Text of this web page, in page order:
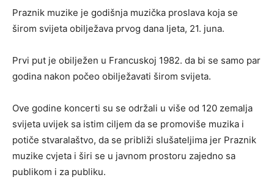
Praznik muzike je godišnja muzička proslava koja se
širom svijeta obilježava prvog dana ljeta, 21. juna.
Prvi put je obilježen u Francuskoj 1982. da bi se samo par
godina nakon počeo obilježavati širom svijeta.
Ove godine koncerti su se održali u više od 120 zemalja
svijeta uvijek sa istim ciljem da se promoviše muzika i
potiče stvaralaštvo, da se približi slušateljima jer Praznik
muzike cvjeta i širi se u javnom prostoru zajedno sa
publikom i za publiku.